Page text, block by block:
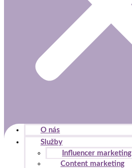
O nás
Služby
Influencer marketing
Content marketing